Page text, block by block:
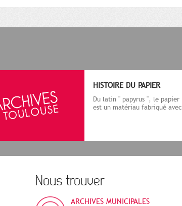
HISTOIRE DU PAPIER
Du latin " papyrus ", le papier
est un matériau fabriqué avec
Nous trouver
ARCHIVES MUNICIPALES